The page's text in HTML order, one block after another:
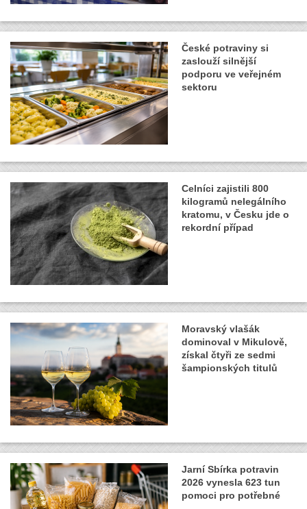
České potraviny si
zaslouží silnější
podporu ve veřejném
sektoru
Celníci zajistili 800
kilogramů nelegálního
kratomu, v Česku jde o
rekordní případ
Moravský vlašák
dominoval v Mikulově,
získal čtyři ze sedmi
šampionských titulů
Jarní Sbírka potravin
2026 vynesla 623 tun
pomoci pro potřebné